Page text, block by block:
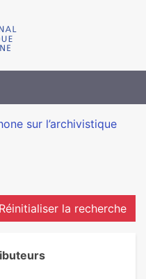
sur l’archivistique
Réinitialiser la recherche